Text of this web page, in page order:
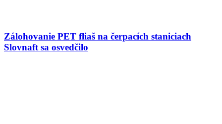
Zálohovanie PET fliaš na čerpacích staniciach
Slovnaft sa osvedčilo